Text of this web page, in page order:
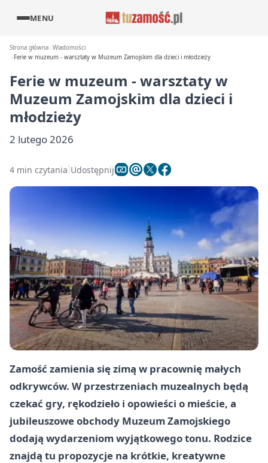
MENU
Strona główna Wiadomości
Ferie w muzeum - warsztaty w Muzeum Zamojskim dla dzieci i młodzieży
Ferie w muzeum - warsztaty w
Muzeum Zamojskim dla dzieci i
młodzieży
2 lutego 2026
4 min czytania Udostępnij
Zamość zamienia się zimą w pracownię małych
odkrywców. W przestrzeniach muzealnych będą
czekać gry, rękodzieło i opowieści o mieście, a
jubileuszowe obchody Muzeum Zamojskiego
dodają wydarzeniom wyjątkowego tonu. Rodzice
znajdą tu propozycje na krótkie, kreatywne